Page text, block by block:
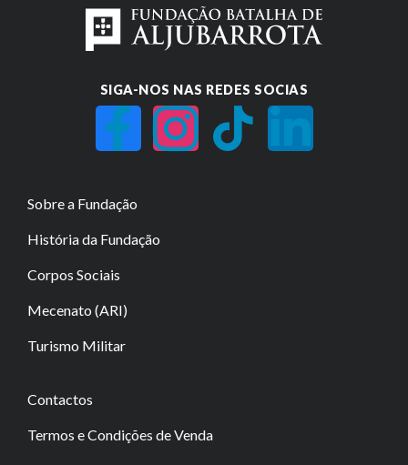
SIGA-NOS NAS REDES SOCIAS
Sobre a Fundação
História da Fundação
Corpos Sociais
Mecenato (ARI)
Turismo Militar
Contactos
Termos e Condições de Venda